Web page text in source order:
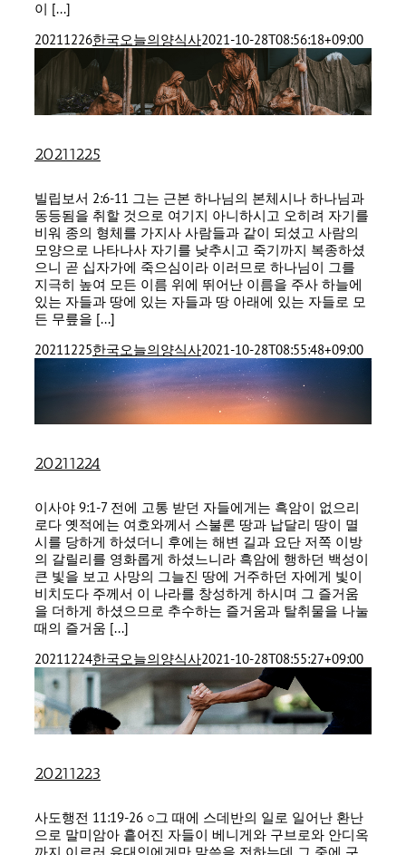
이 [...]
20211226한국오늘의양식사2021-10-28T08:56:18+09:00
20211225
빌립보서 2:6-11 그는 근본 하나님의 본체시나 하나님과
동등됨을 취할 것으로 여기지 아니하시고 오히려 자기를
비워 종의 형체를 가지사 사람들과 같이 되셨고 사람의
모양으로 나타나사 자기를 낮추시고 죽기까지 복종하셨
으니 곧 십자가에 죽으심이라 이러므로 하나님이 그를
지극히 높여 모든 이름 위에 뛰어난 이름을 주사 하늘에
있는 자들과 땅에 있는 자들과 땅 아래에 있는 자들로 모
든 무릎을 [...]
20211225한국오늘의양식사2021-10-28T08:55:48+09:00
20211224
이사야 9:1-7 전에 고통 받던 자들에게는 흑암이 없으리
로다 옛적에는 여호와께서 스불론 땅과 납달리 땅이 멸
시를 당하게 하셨더니 후에는 해변 길과 요단 저쪽 이방
의 갈릴리를 영화롭게 하셨느니라 흑암에 행하던 백성이
큰 빛을 보고 사망의 그늘진 땅에 거주하던 자에게 빛이
비치도다 주께서 이 나라를 창성하게 하시며 그 즐거움
을 더하게 하셨으므로 추수하는 즐거움과 탈취물을 나눌
때의 즐거움 [...]
20211224한국오늘의양식사2021-10-28T08:55:27+09:00
20211223
사도행전 11:19-26 ○그 때에 스데반의 일로 일어난 환난
으로 말미암아 흩어진 자들이 베니게와 구브로와 안디옥